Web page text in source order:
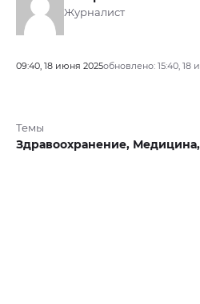
Журналист
09:40, 18 июня 2025обновлено: 15:40, 18
Темы
Здравоохранение, Медицина,